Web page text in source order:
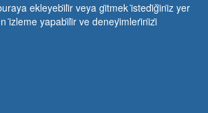
ekleyebi̇li̇r veya gi̇tmek i̇stedi̇ği̇ni̇z yer
i̇zleme yapabi̇li̇r ve deneyi̇mleri̇ni̇zi̇